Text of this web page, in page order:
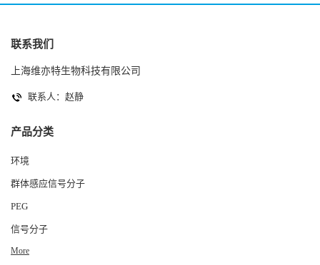
联系我们
上海维亦特生物科技有限公司
联系人：赵静
产品分类
环境
群体感应信号分子
PEG
信号分子
More